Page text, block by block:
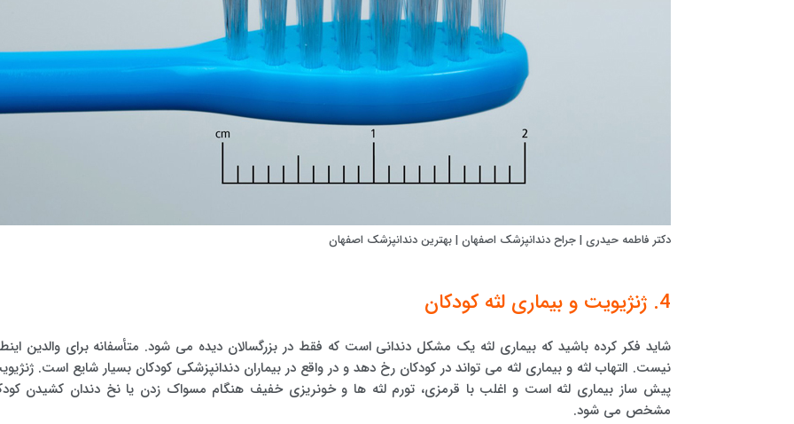
دکتر فاطمه حیدری | جراح دندانپزشک اصفهان | بهترین دندانپزشک اصفهان
4. ژنژیویت و بیماری لثه کودکان
شاید فکر کرده باشید که بیماری لثه یک مشکل دندانی است که فقط در بزرگسالان دیده می شود. متأسفانه برای والدین
نیست. التهاب لثه و بیماری لثه می تواند در کودکان رخ دهد و در واقع در بیماران دندانپزشکی کودکان بسیار شایع است.
پیش ساز بیماری لثه است و اغلب با قرمزی، تورم لثه ها و خونریزی خفیف هنگام مسواک زدن یا نخ دندان کشیدن
مشخص می شود.